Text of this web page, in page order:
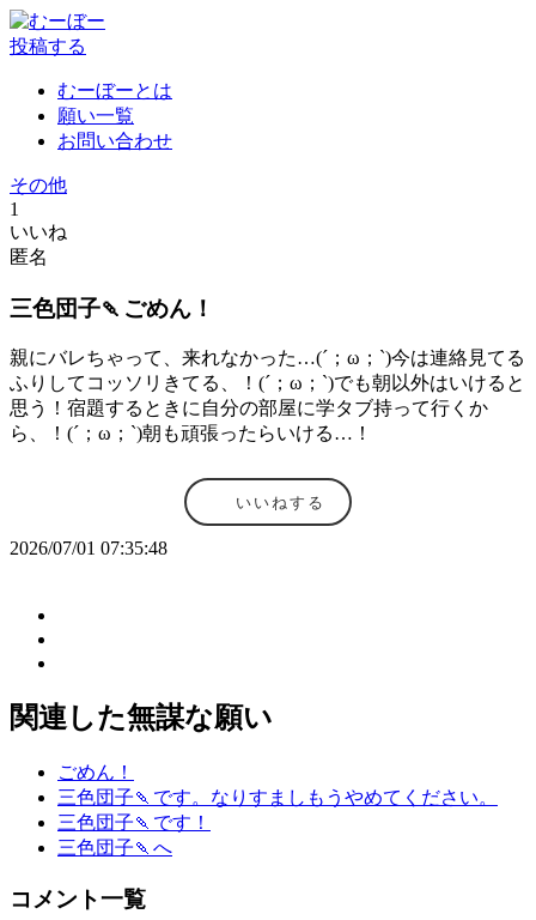
投稿する
むーぼーとは
願い一覧
お問い合わせ
その他
1
いいね
匿名
三色団子🍡ごめん！
親にバレちゃって、来れなかった…(´；ω；`)今は連絡見てる
ふりしてコッソリきてる、！(´；ω；`)でも朝以外はいけると
思う！宿題するときに自分の部屋に学タブ持って行くか
ら、！(´；ω；`)朝も頑張ったらいける…！
いいねする
2026/07/01 07:35:48
関連した無謀な願い
ごめん！
三色団子🍡です。なりすましもうやめてください。
三色団子🍡です！
三色団子🍡へ
コメント一覧